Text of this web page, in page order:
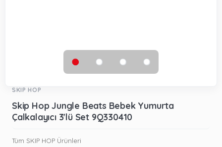
SKIP HOP
Skip Hop Jungle Beats Bebek Yumurta
Çalkalayıcı 3'lü Set 9Q330410
Tüm SKIP HOP Ürünleri